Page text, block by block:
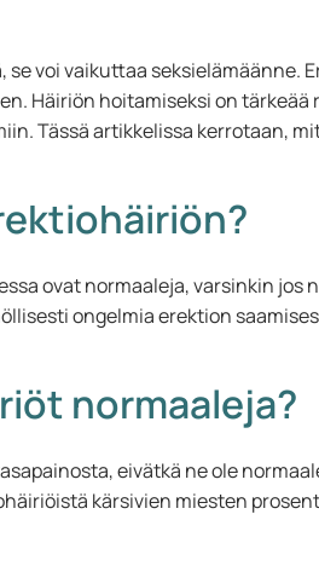
voi vaikuttaa seksielämäänne.
Häiriön hoitamiseksi on tärkeää
Tässä artikkelissa kerrotaan,
ovat normaaleja, varsinkin jos
ongelmia erektion
normaaleja?
eivätkä ne ole
kärsivien miesten